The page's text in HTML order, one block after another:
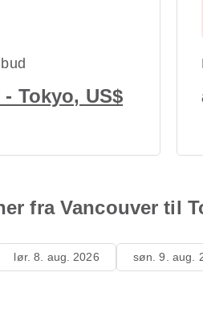
Tokyo, US$
fra Vancouver til
lør. 8. aug. 2026 søn. 9. aug.